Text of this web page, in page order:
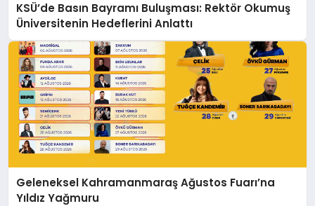
KSÜ’de Basın Bayramı Buluşması: Rektör Okumuş
Üniversitenin Hedeflerini Anlattı
Geleneksel Kahramanmaraş Ağustos Fuarı’na
Yıldız Yağmuru